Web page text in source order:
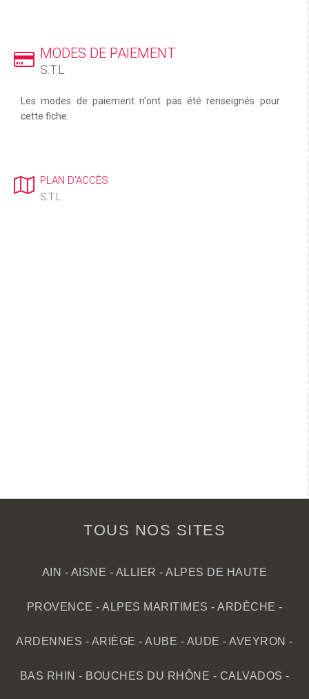
MODES DE PAIEMENT
S.T.L
Les modes de paiement n'ont pas été renseignés pour
cette fiche.
PLAN D'ACCÈS
S.T.L
TOUS NOS SITES
AIN - AISNE - ALLIER -ALPES DE HAUTE
PROVENCE - ALPES MARITIMES - ARDÈCHE -
ARDENNES - ARIÈGE -AUBE - AUDE -AVEYRON -
BAS RHIN - BOUCHES DU RHÔNE - CALVADOS -